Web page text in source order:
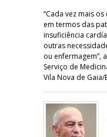
“Cada vez mais
em termos das
insuficiência
outras
ou enfermagem”,
Serviço de
Vila Nova de Gaia/